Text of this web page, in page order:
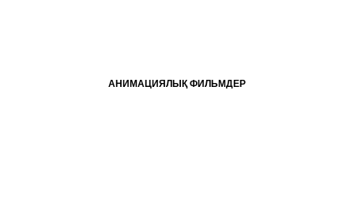
АНИМАЦИЯЛЫҚ ФИЛЬМДЕР